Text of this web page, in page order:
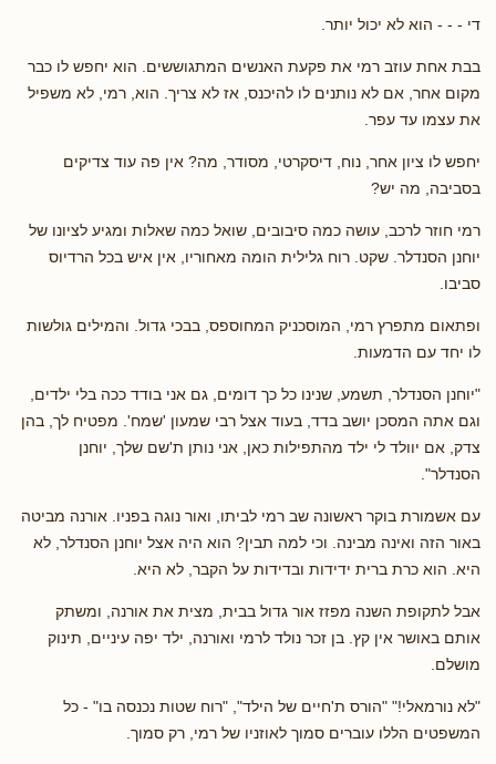
די - - - הוא לא יכול יותר.
בבת אחת עוזב רמי את פקעת האנשים המתגוששים. הוא יחפש לו כבר
מקום אחר, אם לא נותנים לו להיכנס, אז לא צריך. הוא, רמי, לא משפיל
את עצמו עד עפר.
יחפש לו ציון אחר, נוח, דיסקרטי, מסודר, מה? אין פה עוד צדיקים
בסביבה, מה יש?
רמי חוזר לרכב, עושה כמה סיבובים, שואל כמה שאלות ומגיע לציונו של
יוחנן הסנדלר. שקט. רוח גלילית הומה מאחוריו, אין איש בכל הרדיוס
סביבו.
ופתאום מתפרץ רמי, המוסכניק המחוספס, בבכי גדול. והמילים גולשות
לו יחד עם הדמעות.
"יוחנן הסנדלר, תשמע, שנינו כל כך דומים, גם אני בודד ככה בלי ילדים,
וגם אתה המסכן יושב בדד, בעוד אצל רבי שמעון 'שמח'. מפטיח לך, בהן
צדק, אם יוולד לי ילד מהתפילות כאן, אני נותן ת'שם שלך, יוחנן
הסנדלר".
עם אשמורת בוקר ראשונה שב רמי לביתו, ואור נוגה בפניו. אורנה מביטה
באור הזה ואינה מבינה. וכי למה תבין? הוא היה אצל יוחנן הסנדלר, לא
היא. הוא כרת ברית ידידות ובדידות על הקבר, לא היא.
אבל לתקופת השנה מפזז אור גדול בבית, מצית את אורנה, ומשתק
אותם באושר אין קץ. בן זכר נולד לרמי ואורנה, ילד יפה עיניים, תינוק
מושלם.
"לא נורמאלי!" "הורס ת'חיים של הילד", "רוח שטות נכנסה בו" - כל
המשפטים הללו עוברים סמוך לאוזניו של רמי, רק סמוך.